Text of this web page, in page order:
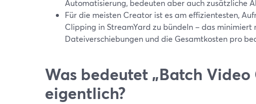
Automatisierung, bedeuten aber auch zusätzliche
Für die meisten Creator ist es am effizientesten,
Clipping in StreamYard zu bündeln – das minimiert
Dateiverschiebungen und die Gesamtkosten pro
Was bedeutet „Batch
eigentlich?